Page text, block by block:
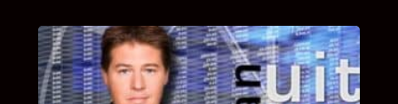
UITSTEL VAN EXECUTIE
Bekijk hier de fragmenten van de deelname